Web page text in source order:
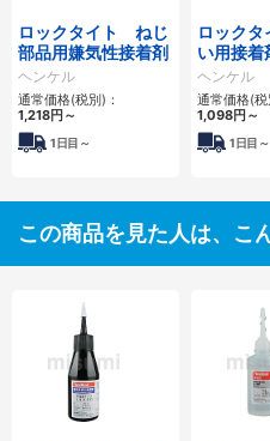
ロックタイト ねじ
部品用嫌気性接着剤
ヘンケル
通常価格(税別)：
1,218円 ～
1日目～
ロックタ
い用接着
ヘンケル
通常価格(税
1,098円 ～
1日目～
この商品を見た人は、こ